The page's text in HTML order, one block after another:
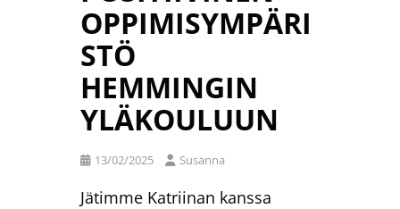
OPPIMISYMPÄRI
STÖ
HEMMINGIN
YLÄKOULUUN
Posted
13/02/2025 Susanna
Jätimme Katriinan kanssa